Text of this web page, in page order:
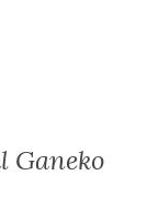
Ganeko